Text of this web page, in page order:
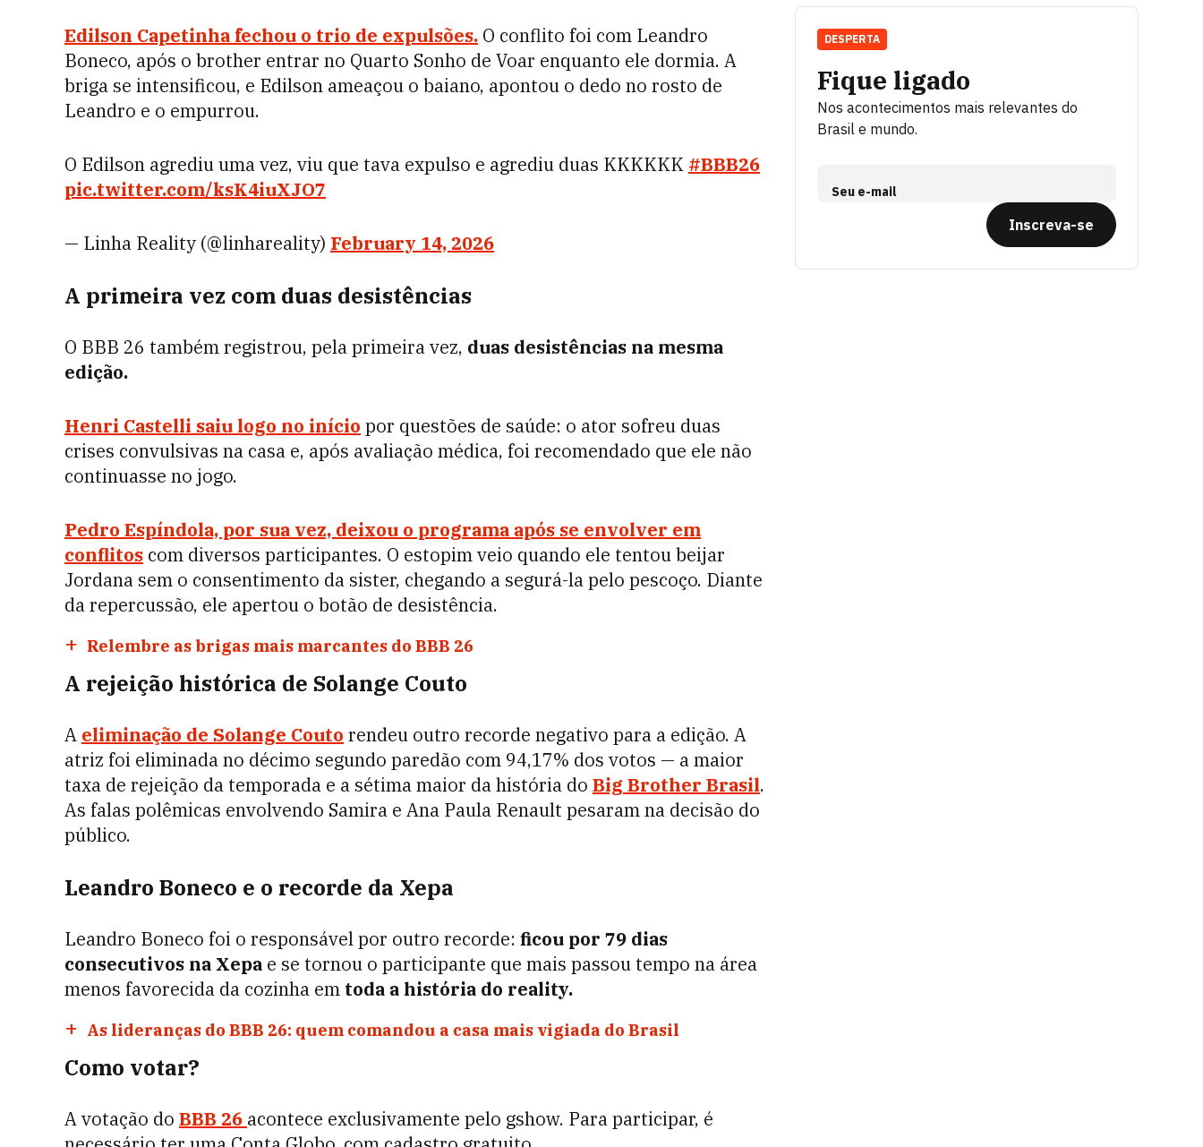
Edilson Capetinha fechou o trio de expulsões. O conflito foi com Leandro
Boneco, após o brother entrar no Quarto Sonho de Voar enquanto ele dormia. A
briga se intensificou, e Edilson ameaçou o baiano, apontou o dedo no rosto de
Leandro e o empurrou.
O Edilson agrediu uma vez, viu que tava expulso e agrediu duas KKKKKK #BBB26
pic.twitter.com/ksK4iuXJO7
— Linha Reality (@linhareality) February 14, 2026
A primeira vez com duas desistências
O BBB 26 também registrou, pela primeira vez, duas desistências na mesma
edição.
Henri Castelli saiu logo no início por questões de saúde: o ator sofreu duas
crises convulsivas na casa e, após avaliação médica, foi recomendado que ele não
continuasse no jogo.
Pedro Espíndola, por sua vez, deixou o programa após se envolver em
conflitos com diversos participantes. O estopim veio quando ele tentou beijar
Jordana sem o consentimento da sister, chegando a segurá-la pelo pescoço. Diante
da repercussão, ele apertou o botão de desistência.
Relembre as brigas mais marcantes do BBB 26
A rejeição histórica de Solange Couto
A eliminação de Solange Couto rendeu outro recorde negativo para a edição. A
atriz foi eliminada no décimo segundo paredão com 94,17% dos votos — a maior
taxa de rejeição da temporada e a sétima maior da história do Big Brother Brasil.
As falas polêmicas envolvendo Samira e Ana Paula Renault pesaram na decisão do
público.
Leandro Boneco e o recorde da Xepa
Leandro Boneco foi o responsável por outro recorde: ficou por 79 dias
consecutivos na Xepa e se tornou o participante que mais passou tempo na área
menos favorecida da cozinha em toda a história do reality.
As lideranças do BBB 26: quem comandou a casa mais vigiada do Brasil
Como votar?
A votação do BBB 26 acontece exclusivamente pelo gshow. Para participar, é
Fique ligado
Nos acontecimentos mais relevantes do
Brasil e mundo.
Seu e-mail
Inscreva-se
DESPERTA